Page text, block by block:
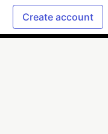
Create account